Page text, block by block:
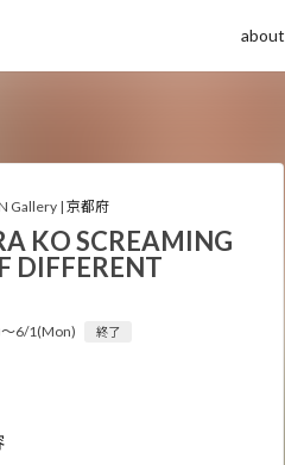
about
Gallery |京都府
KO SCREAMING
DIFFERENT
6/1(Mon) 終了